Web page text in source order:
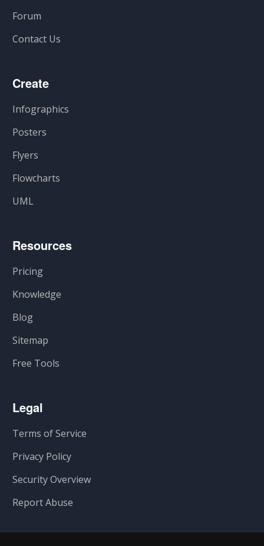
Forum
Contact Us
Create
Infographics
Posters
Flyers
Flowcharts
UML
Resources
Pricing
Knowledge
Blog
Sitemap
Free Tools
Legal
Terms of Service
Privacy Policy
Security Overview
Report Abuse